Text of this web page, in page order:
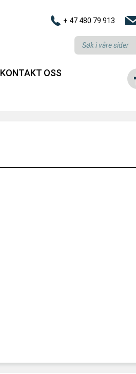
+ 47 480 79 913
KONTAKT OSS